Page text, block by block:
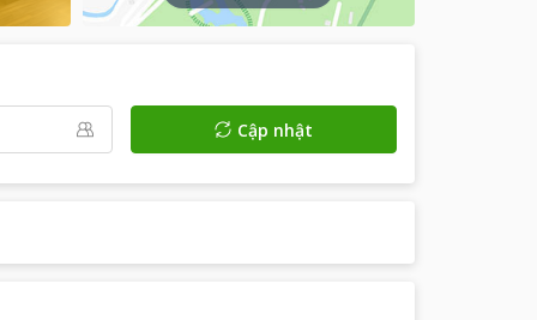
Cập nhật